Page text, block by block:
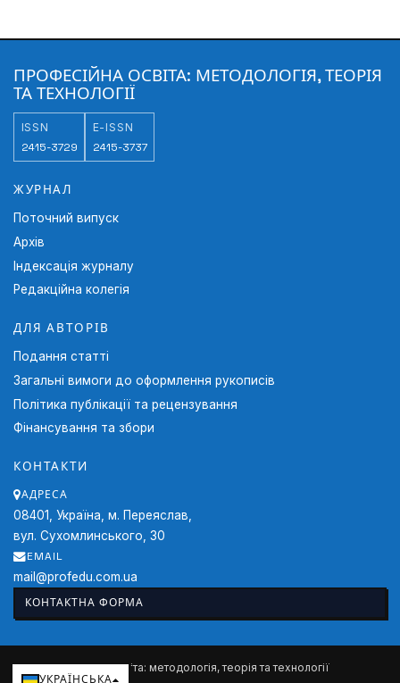
Professional
https://doi.org/10.31470/2415-3729-2022-16-238-
253
ПРОФЕСІЙНА ОСВІТА: МЕТОДОЛОГІЯ, ТЕОРІЯ
ТА ТЕХНОЛОГІЇ
ISSN
2415-3729
E-ISSN
2415-3737
ЖУРНАЛ
Поточний випуск
Архів
Індексація журналу
Редакційна колегія
ДЛЯ АВТОРІВ
Подання статті
Загальні вимоги до оформлення рукописів
Політика публікації та рецензування
Фінансування та збори
КОНТАКТИ
АДРЕСА
08401, Україна, м. Переяслав,
вул. Сухомлинського, 30
EMAIL
mail@profedu.com.ua
КОНТАКТНА ФОРМА
2026 Професійна освіта: методологія, теорія та технології
УКРАЇНСЬКА